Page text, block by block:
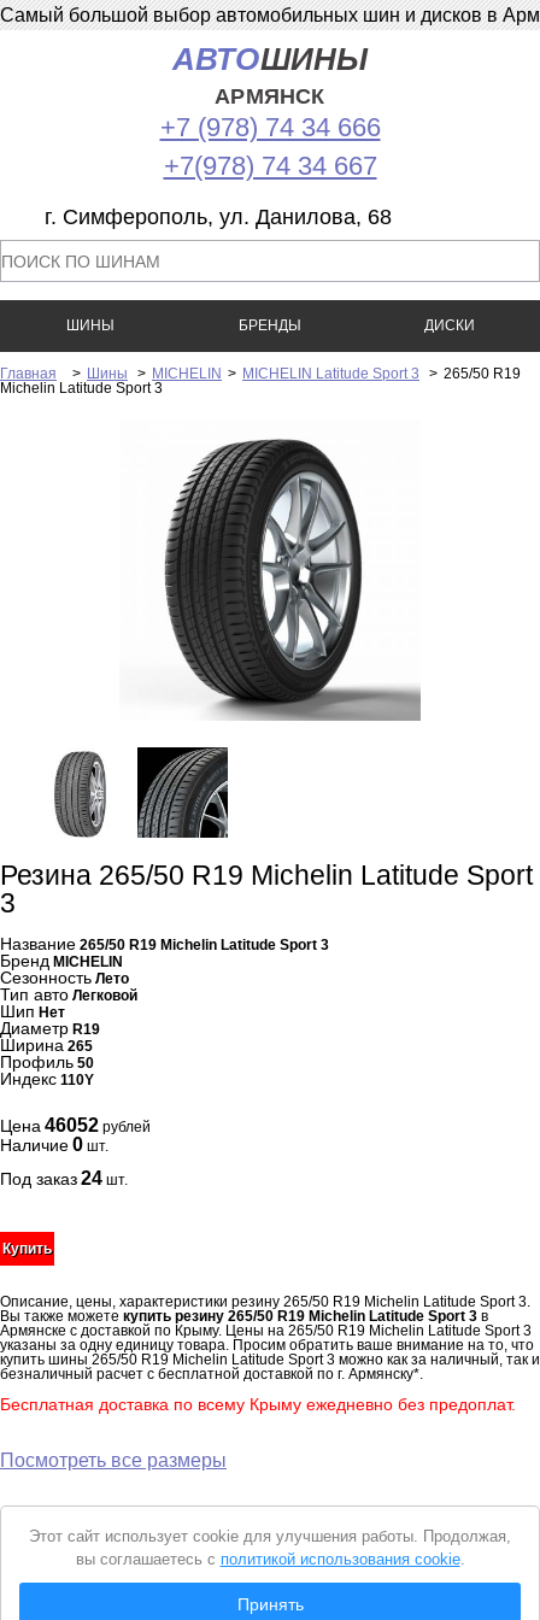
Самый большой выбор автомобильных шин и дисков в
АВТОШИНЫ
АРМЯНСК
+7 (978) 74 34 666
+7(978) 74 34 667
г. Симферополь, ул. Данилова, 68
ШИНЫ БРЕНДЫ ДИСКИ
Главная > Шины > MICHELIN > MICHELIN Latitude Sport 3 > 265/50 R19
Michelin Latitude Sport 3
Резина 265/50 R19 Michelin Latitude Sport
3
Название 265/50 R19 Michelin Latitude Sport 3
Бренд MICHELIN
Сезонность Лето
Тип авто Легковой
Шип Нет
Диаметр R19
Ширина 265
Профиль 50
Индекс 110Y
Цена 46052 рублей
Наличие0 шт.
Под заказ24 шт.
Купить
Описание, цены, характеристики резину 265/50 R19 Michelin Latitude Sport 3.
Вы также можете купить резину 265/50 R19 Michelin Latitude Sport 3 в
Армянске с доставкой по Крыму. Цены на 265/50 R19 Michelin Latitude Sport 3
указаны за одну единицу товара. Просим обратить ваше внимание на то, что
купить шины 265/50 R19 Michelin Latitude Sport 3 можно как за наличный, так и
безналичный расчет с бесплатной доставкой по г. Армянску*.
Бесплатная доставка по всему Крыму ежедневно без предоплат.
Посмотреть все размеры
Вся представленная на сайте информация носит справочный характер и не
Уведомление
cookie
Этот сайт использует cookie для улучшения работы. Продолжая,
вы соглашаетесь с политикой использования cookie.
Принять